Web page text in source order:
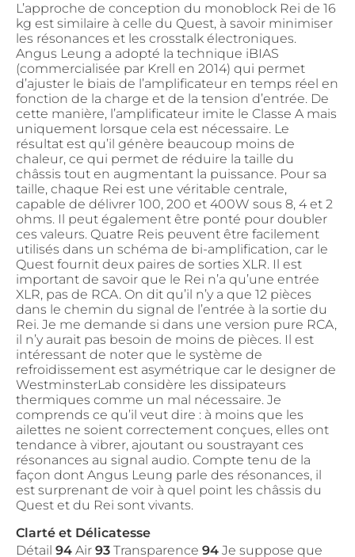
L’approche de conception du monoblock Rei de 16
kg est similaire à celle du Quest, à savoir minimiser
les résonances et les crosstalk électroniques.
Angus Leung a adopté la technique iBIAS
(commercialisée par Krell en 2014) qui permet
d’ajuster le biais de l’amplificateur en temps réel en
fonction de la charge et de la tension d’entrée. De
cette manière, l’amplificateur imite le Classe A mais
uniquement lorsque cela est nécessaire. Le
résultat est qu’il génère beaucoup moins de
chaleur, ce qui permet de réduire la taille du
châssis tout en augmentant la puissance. Pour sa
taille, chaque Rei est une véritable centrale,
capable de délivrer 100, 200 et 400W sous 8, 4 et 2
ohms. Il peut également être ponté pour doubler
ces valeurs. Quatre Reis peuvent être facilement
utilisés dans un schéma de bi-amplification, car le
Quest fournit deux paires de sorties XLR. Il est
important de savoir que le Rei n’a qu’une entrée
XLR, pas de RCA. On dit qu’il n’y a que 12 pièces
dans le chemin du signal de l’entrée à la sortie du
Rei. Je me demande si dans une version pure RCA,
il n’y aurait pas besoin de moins de pièces. Il est
intéressant de noter que le système de
refroidissement est asymétrique car le designer de
WestminsterLab considère les dissipateurs
thermiques comme un mal nécessaire. Je
comprends ce qu’il veut dire : à moins que les
ailettes ne soient correctement conçues, elles ont
tendance à vibrer, ajoutant ou soustrayant ces
résonances au signal audio. Compte tenu de la
façon dont Angus Leung parle des résonances, il
est surprenant de voir à quel point les châssis du
Quest et du Rei sont vivants.
Clarté et Délicatesse
Détail 94 Air 93 Transparence 94 Je suppose que